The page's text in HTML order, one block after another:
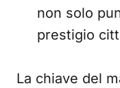
non solo
prestigio
La chiave del